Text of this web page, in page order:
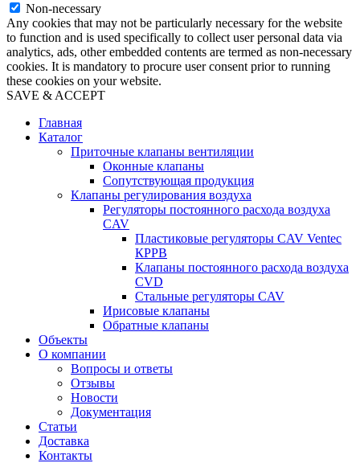
Non-necessary
Any cookies that may not be particularly necessary for the website
to function and is used specifically to collect user personal data via
analytics, ads, other embedded contents are termed as non-necessary
cookies. It is mandatory to procure user consent prior to running
these cookies on your website.
SAVE & ACCEPT
Главная
Каталог
Приточные клапаны вентиляции
Оконные клапаны
Сопутствующая продукция
Клапаны регулирования воздуха
Регуляторы постоянного расхода воздуха
CAV
Пластиковые регуляторы CAV Ventec
КРРВ
Клапаны постоянного расхода воздуха
CVD
Стальные регуляторы CAV
Ирисовые клапаны
Обратные клапаны
Объекты
О компании
Вопросы и ответы
Отзывы
Новости
Документация
Статьи
Доставка
Контакты